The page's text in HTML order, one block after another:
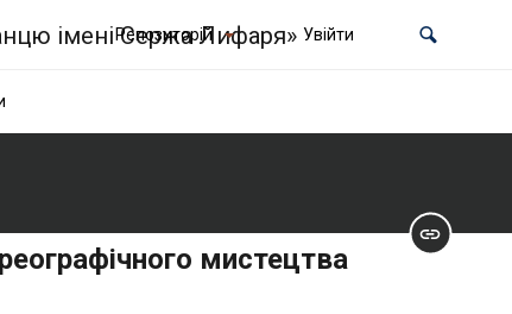
Репозиторій Увійти
мистецтва